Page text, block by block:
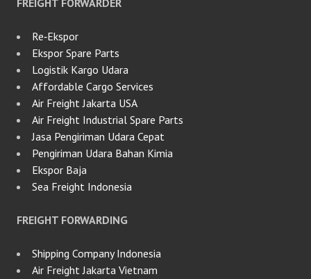
FREIGHT FORWARDER
Re‑Ekspor
Ekspor Spare Parts
Logistik Kargo Udara
Affordable Cargo Services
Air Freight Jakarta USA
Air Freight Industrial Spare Parts
Jasa Pengiriman Udara Cepat
Pengiriman Udara Bahan Kimia
Ekspor Baja
Sea Freight Indonesia
FREIGHT FORWARDING
Shipping Company Indonesia
Air Freight Jakarta Vietnam